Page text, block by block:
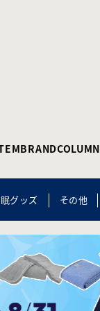
BRANDCOLUMN
グッズ その他